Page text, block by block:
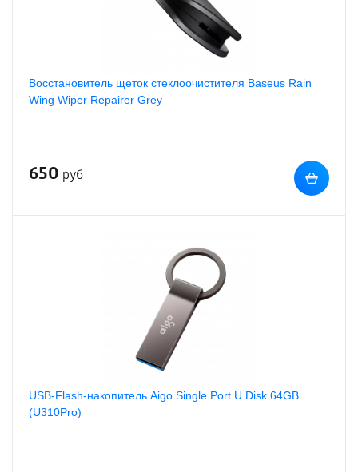
Восстановитель щеток стеклоочистителя Baseus Rain
Wing Wiper Repairer Grey
650 руб
USB-Flash-накопитель Aigo Single Port U Disk 64GB
(U310Pro)